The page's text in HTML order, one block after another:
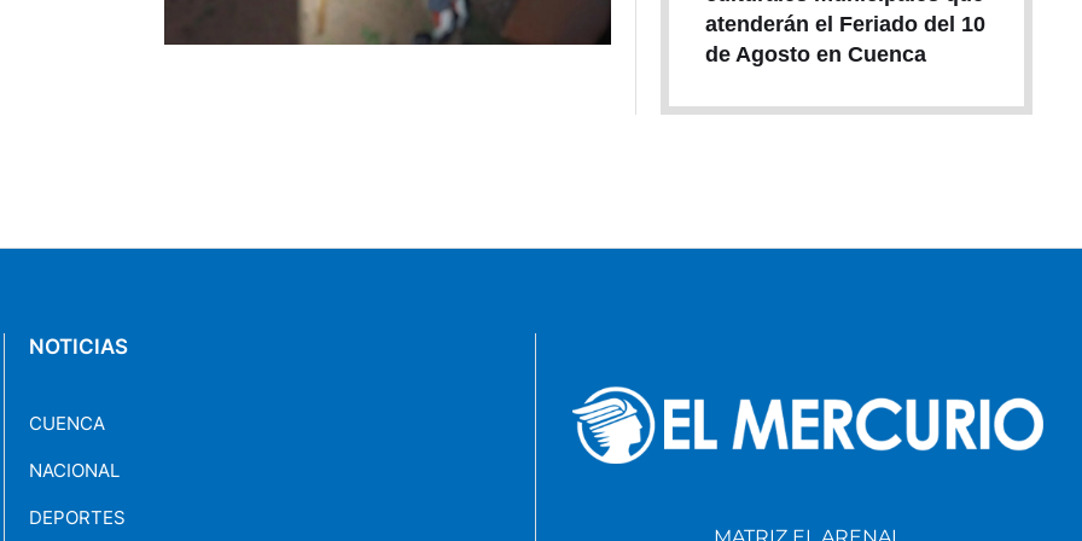
13
atenderán el Feriado del 10
de Agosto en Cuenca
NOTICIAS
CUENCA
NACIONAL
DEPORTES